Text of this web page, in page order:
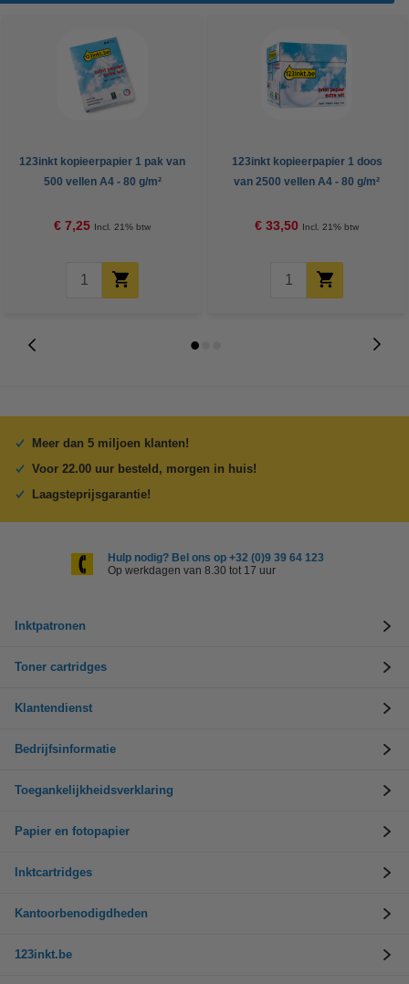
123inkt kopieerpapier 1 pak van
500 vellen A4 - 80 g/m²
€ 7,25 Incl. 21% btw
123inkt kopieerpapier 1 doos
van 2500 vellen A4 - 80 g/m²
€ 33,50 Incl. 21% btw
Meer dan 5 miljoen klanten!
Voor 22.00 uur besteld, morgen in huis!
Laagsteprijsgarantie!
Hulp nodig? Bel ons op +32 (0)9 39 64 123
Op werkdagen van 8.30 tot 17 uur
Inktpatronen
Toner cartridges
Klantendienst
Bedrijfsinformatie
Toegankelijkheidsverklaring
Papier en fotopapier
Inktcartridges
Kantoorbenodigdheden
123inkt.be